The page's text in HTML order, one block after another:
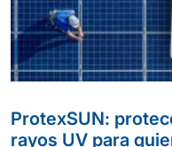
ProtexSUN:
rayos UV para